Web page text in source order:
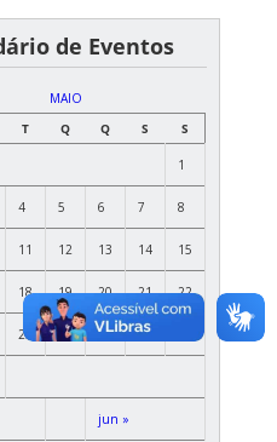
de Eventos
MAIO
T Q Q S S
jun »
1
4 5 6 7 8
11 12 13 14 15
18 19 20 21 22
25 26 27 28